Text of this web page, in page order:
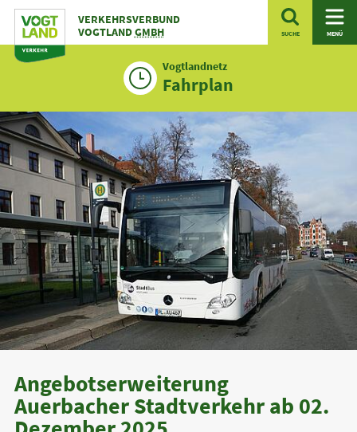
Zum
Inhalt
VERKEHRSVERBUND
VOGTLANDGMBH SUCHE MENÜ
Vogtlandnetz
Fahrplan
Angebotserweiterung
Auerbacher Stadtverkehr ab 02.